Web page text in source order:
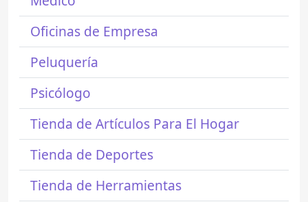
Oficinas de Empresa
Peluquería
Psicólogo
Tienda de Artículos Para El Hogar
Tienda de Deportes
Tienda de Herramientas